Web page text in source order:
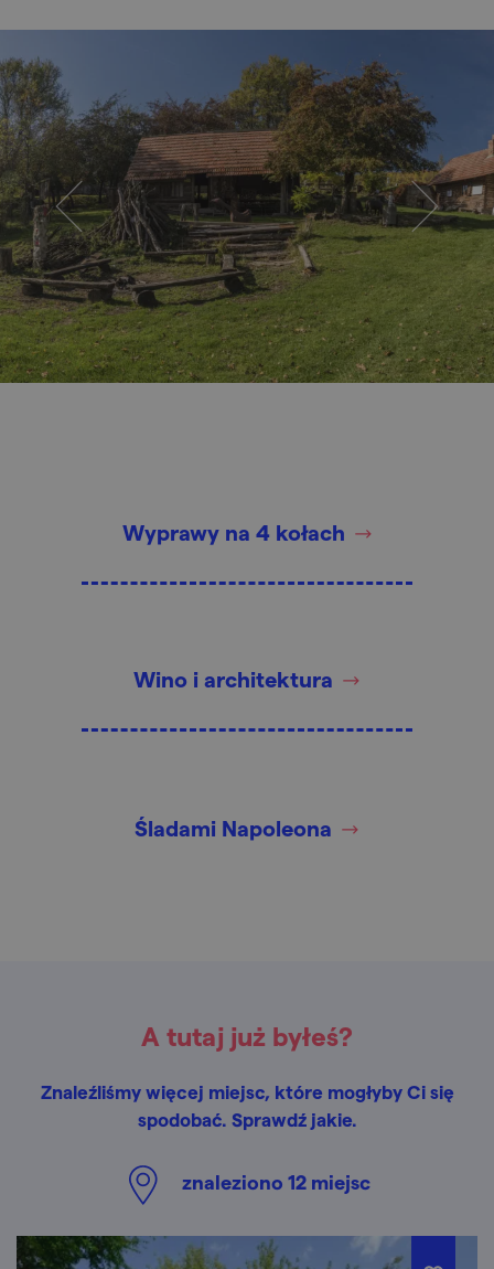
Wyprawy na 4 kołach
Wino i architektura
Śladami Napoleona
A tutaj już byłeś?
Znaleźliśmy więcej miejsc, które mogłyby Ci się
spodobać. Sprawdź jakie.
znaleziono 12 miejsc